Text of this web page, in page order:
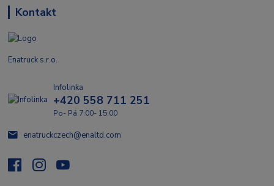
Kontakt
Enatruck s.r.o.
Infolinka
+420 558 711 251
Po- Pá 7:00- 15:00
enatruckczech@enaltd.com